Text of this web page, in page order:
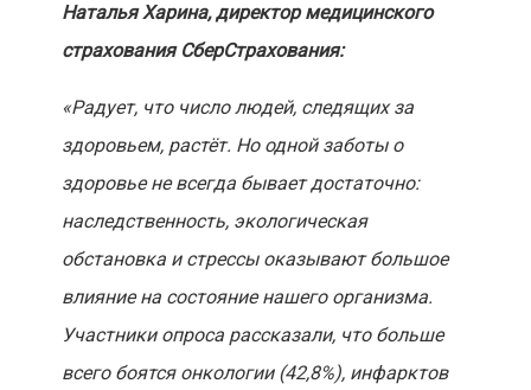
Наталья Харина, директор медицинского
страхования СберСтрахования:
«Радует, что число людей, следящих за
здоровьем, растёт. Но одной заботы о
здоровье не всегда бывает достаточно:
наследственность, экологическая
обстановка и стрессы оказывают большое
влияние на состояние нашего организма.
Участники опроса рассказали, что больше
всего боятся онкологии (42,8%), инфарктов